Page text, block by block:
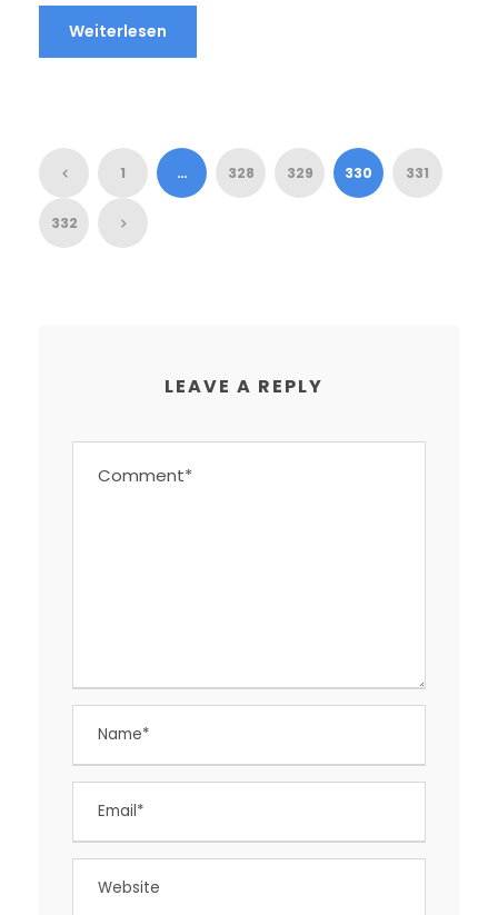
Weiterlesen
1 … 328 329 330 331
332
LEAVE A REPLY